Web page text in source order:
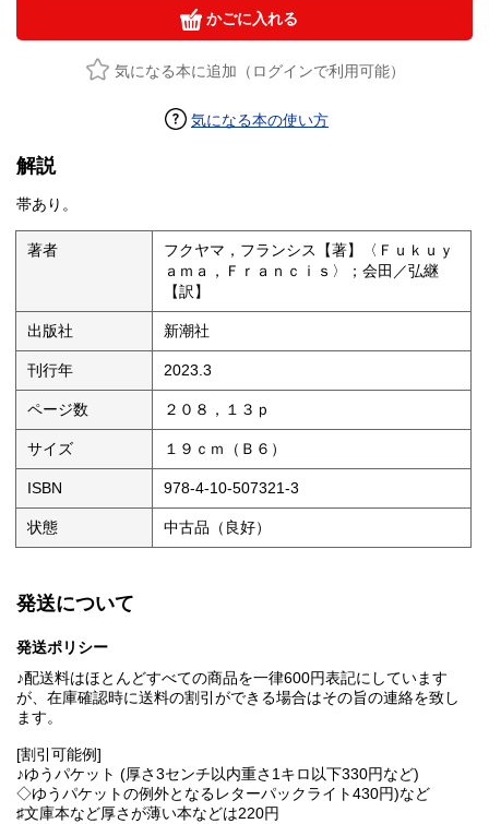
かごに入れる
気になる本に追加（ログインで利用可能）
気になる本の使い方
解説
帯あり。
著者
フクヤマ，フランシス【著】〈Ｆｕｋｕｙ
ａｍａ，Ｆｒａｎｃｉｓ〉；会田／弘継
【訳】
出版社 新潮社
刊行年 2023.3
ページ数 ２０８，１３ｐ
サイズ １９ｃｍ（Ｂ６）
ISBN 978-4-10-507321-3
状態 中古品（良好）
発送について
発送ポリシー
♪配送料はほとんどすべての商品を一律600円表記にしています
が、在庫確認時に送料の割引ができる場合はその旨の連絡を致し
ます。
[割引可能例]
♪ゆうパケット (厚さ3センチ以内重さ1キロ以下330円など)
◇ゆうパケットの例外となるレターパックライト430円)など
♯文庫本など厚さが薄い本などは220円